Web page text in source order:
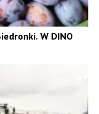
W DINO